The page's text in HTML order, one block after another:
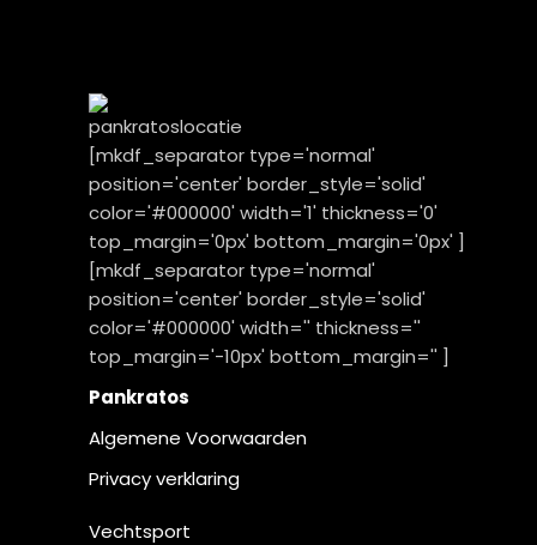
[mkdf_separator type='normal'
position='center' border_style='solid'
color='#000000' width='1' thickness='0'
top_margin='0px' bottom_margin='0px' ]
[mkdf_separator type='normal'
position='center' border_style='solid'
color='#000000' width='' thickness=''
top_margin='-10px' bottom_margin='' ]
Pankratos
Algemene Voorwaarden
Privacy verklaring
Vechtsport